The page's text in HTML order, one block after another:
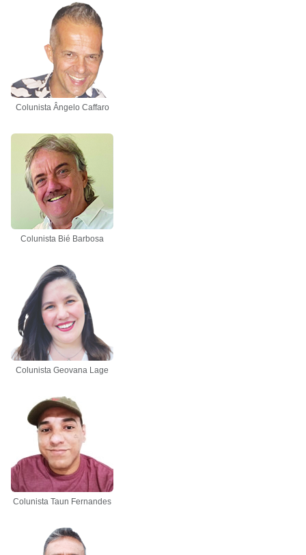
Colunista Ângelo Caffaro
Colunista Bié Barbosa
Colunista Geovana Lage
Colunista Taun Fernandes